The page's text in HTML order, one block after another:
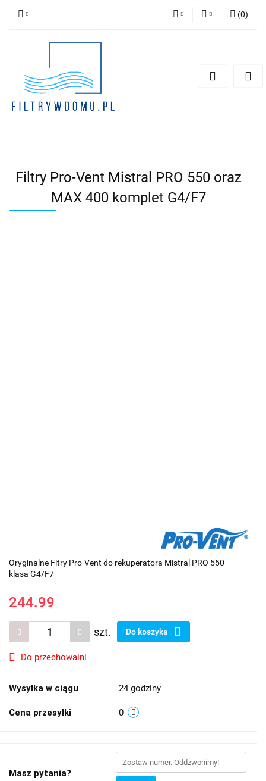
Dodaj zgłoszenie
(0)
Filtry Pro-Vent Mistral PRO 550 oraz
MAX 400 komplet G4/F7
Oryginalne Fitry Pro-Vent do rekuperatora Mistral PRO 550 -
klasa G4/F7
244.99
szt. Do koszyka
Do przechowalni
Wysyłka w ciągu 24 godziny
Cena przesyłki 0
Masz pytania?